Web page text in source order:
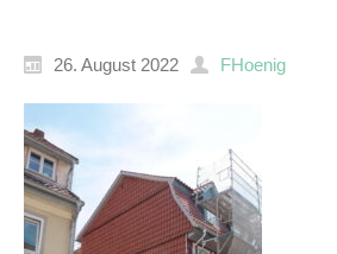
26. August 2022 FHoenig